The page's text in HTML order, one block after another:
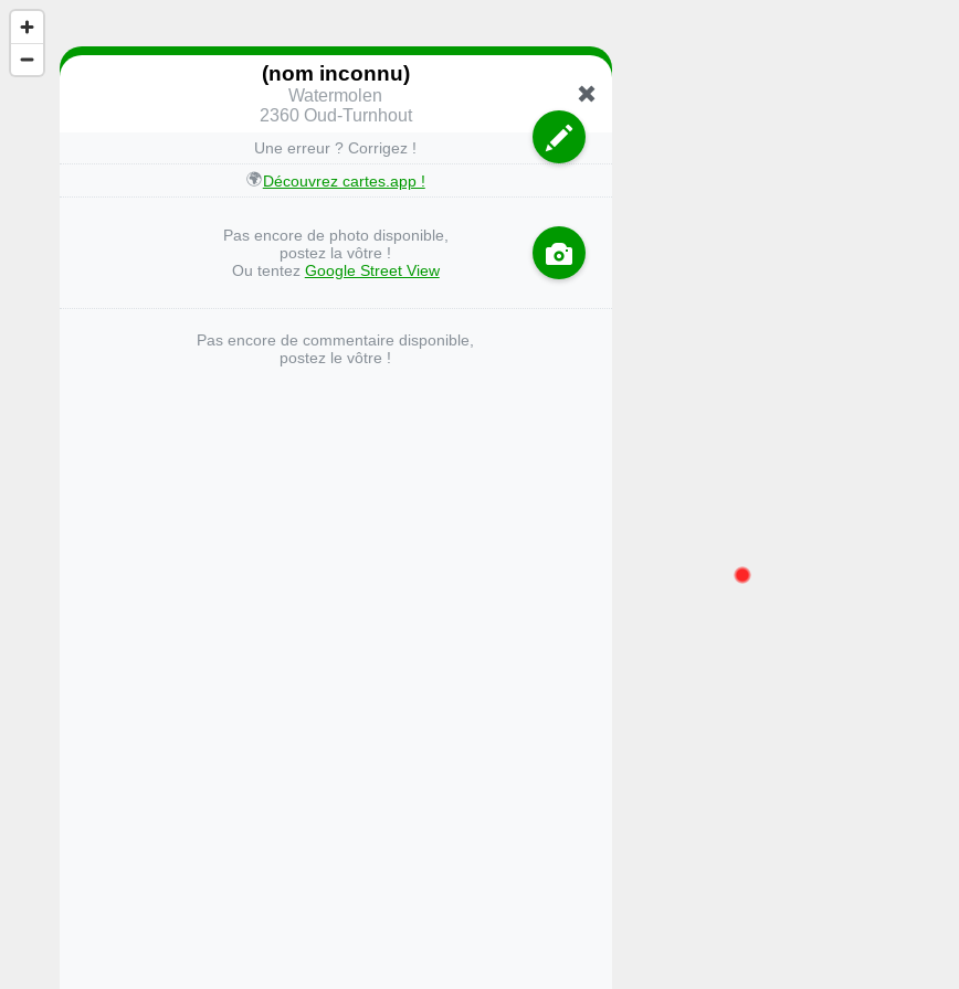
(nom inconnu)
Watermolen
2360 Oud-Turnhout
Une erreur ? Corrigez !
🌍Découvrez cartes.app !
Pas encore de photo disponible,
postez la vôtre !
Ou tentez Google Street View
Pas encore de commentaire disponible,
postez le vôtre !